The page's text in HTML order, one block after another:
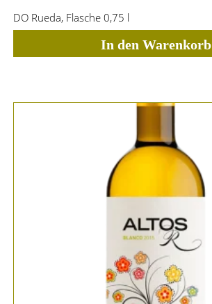
DO Rueda, Flasche 0,75 l
In den Warenkorb